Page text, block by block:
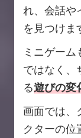
れ、会話や
を見つけま
ミニゲー
ではなく、
る遊びの変
画面では、
クターの位